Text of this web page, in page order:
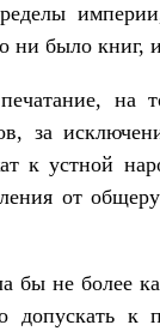
ни было книг,
за
к устной
от
бы не более
к